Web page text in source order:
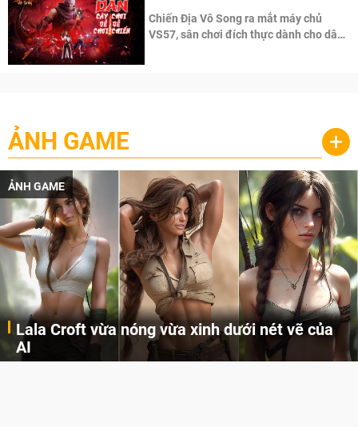
Chiến Địa Vô Song ra mắt máy chủ
VS57, sân chơi đích thực dành cho dân
ẢNH GAME +
ẢNH GAME
Lala Croft vừa nóng vừa xinh dưới nét vẽ của
AI